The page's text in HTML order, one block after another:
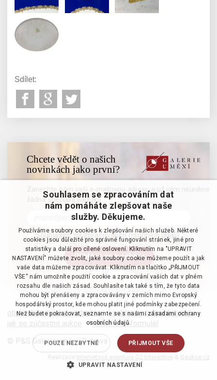
Sdílet:
Chcete vědět o našich
novinkách jako první?
Zanechte nám vaši e-mailovou adresu a už vám neunikne
žádná speciální nabídka
Souhlasím se zpracováním osobních údajů
obchodní a aukční podmínky · ochrana osobních údajů ·
jak se zúčastnit aukce · reklamační formulář
© P&S Galerie umění, Ostrava
Realizace Internetová agentura Q2 Interactive & Qaukce.cz
Souhlasem se zpracováním dat
nám pomáháte zlepšovat naše
služby. Děkujeme.
Používáme soubory cookies k zlepšování našich služeb. Některé
cookies jsou důležité pro správné fungování stránek, jiné pro
statistiky a další pro cílené oslovení. Kliknutím na "UPRAVIT
NASTAVENÍ" můžete zvolit, jaké soubory cookie můžeme použít a jak
vaše data můžeme zpracovávat. Kliknutím na tlačítko „PŘIJMOUT
VŠE“ nám umožníte použití cookie a zpracování vašich dat v plném
rozsahu dle našich zásad. Souhlasíte tak také s tím, že tyto data
mohou být přenášeny a zpracovávány v zemích mimo Evropský
hospodářský prostor, kde mohou platit jiné podmínky zabezpečení.
Než budete pokračovat, seznamte se s našimizásadami ochrany
osobních údajů.
PŘIJMOUT VŠE
POUZE NEZBYTNÉ
UPRAVIT NASTAVENÍ